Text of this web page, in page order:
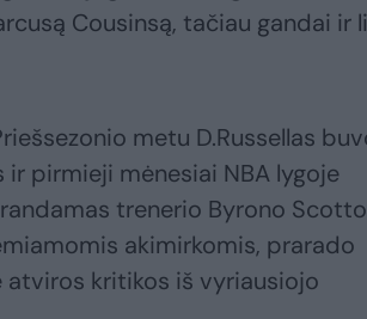
Cousinsą, tačiau gandai ir
metu D.Russellas
pirmieji mėnesiai NBA lygoje
trenerio Byrono Scotto
akimirkomis, prarado
atviros kritikos iš vyriausiojo